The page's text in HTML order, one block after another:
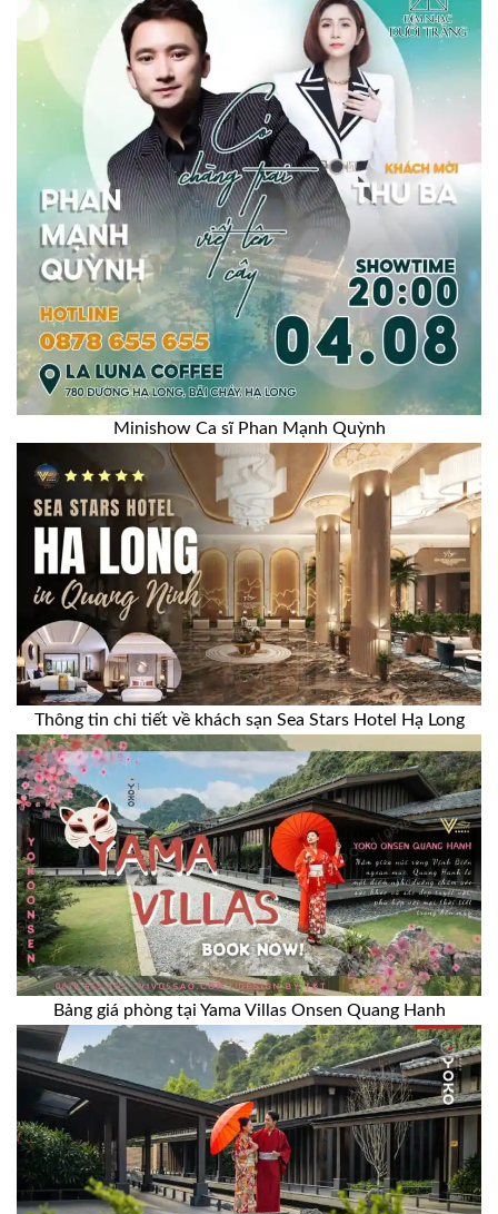
Minishow Ca sĩ Phan Mạnh Quỳnh
Thông tin chi tiết về khách sạn Sea Stars Hotel Hạ Long
Bảng giá phòng tại Yama Villas Onsen Quang Hanh